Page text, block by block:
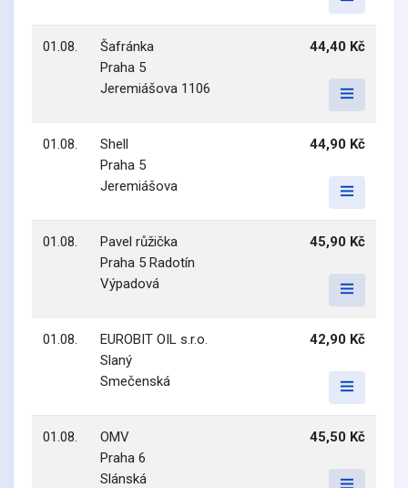
01.08.
Šafránka
Praha 5
Jeremiášova 1106
44,40 Kč
01.08.
Shell
Praha 5
Jeremiášova
44,90 Kč
01.08.
Pavel růžička
Praha 5 Radotín
Výpadová
45,90 Kč
01.08.
EUROBIT OIL s.r.o.
Slaný
Smečenská
42,90 Kč
01.08.
OMV
Praha 6
Slánská
45,50 Kč